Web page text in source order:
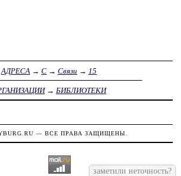
АДРЕСА → С → Связи → 15
→ БИБЛИОТЕКИ
— ВСЕ ПРАВА ЗАЩИЩЕНЫ.
заметили неточность?